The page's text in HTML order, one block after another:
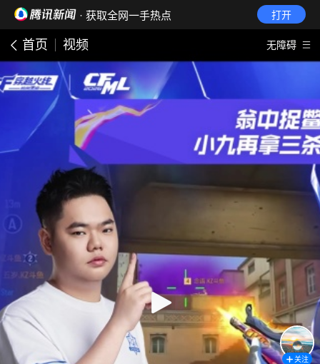
· 获取全网一手热点 打开
首页 视频 无障碍
关注